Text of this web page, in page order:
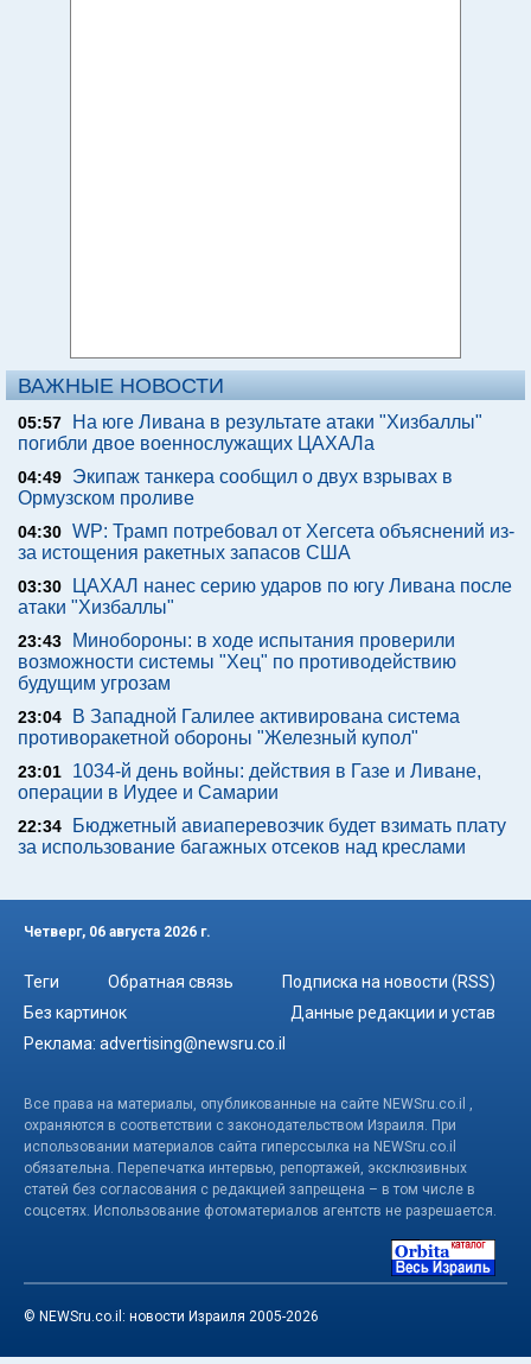
ВАЖНЫЕ НОВОСТИ
05:57
На юге Ливана в результате атаки "Хизбаллы"
погибли двое военнослужащих ЦАХАЛа
04:49
Экипаж танкера сообщил о двух взрывах в
Ормузском проливе
04:30 WP: Трамп потребовал от Хегсета объяснений из-
за истощения ракетных запасов США
03:30
ЦАХАЛ нанес серию ударов по югу Ливана после
атаки "Хизбаллы"
23:43
Минобороны: в ходе испытания проверили
возможности системы "Хец" по противодействию
будущим угрозам
23:04
В Западной Галилее активирована система
противоракетной обороны "Железный купол"
23:01
1034-й день войны: действия в Газе и Ливане,
операции в Иудее и Самарии
22:34
Бюджетный авиаперевозчик будет взимать плату
за использование багажных отсеков над креслами
Четверг, 06 августа 2026 г.
Теги Обратная связь
Подписка на новости (RSS)
Без картинок
Данные редакции и устав
Реклама: advertising@newsru.co.il
Все права на материалы, опубликованные на сайте NEWSru.co.il ,
охраняются в соответствии с законодательством Израиля. При
использовании материалов сайта гиперссылка на NEWSru.co.il
обязательна. Перепечатка интервью, репортажей, эксклюзивных
статей без согласования с редакцией запрещена – в том числе в
соцсетях. Использование фотоматериалов агентств не разрешается.
© NEWSru.co.il: новости Израиля 2005-2026